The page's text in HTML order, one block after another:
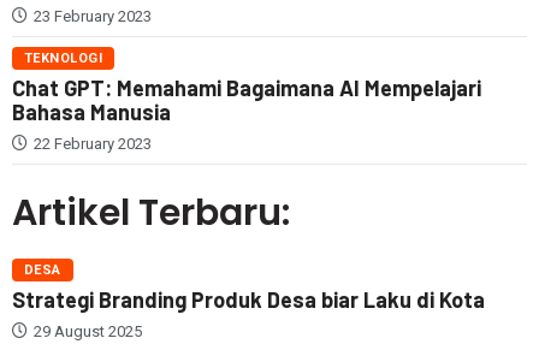
23 February 2023
TEKNOLOGI
Chat GPT: Memahami Bagaimana AI Mempelajari
Bahasa Manusia
22 February 2023
Artikel Terbaru:
DESA
Strategi Branding Produk Desa biar Laku di Kota
29 August 2025